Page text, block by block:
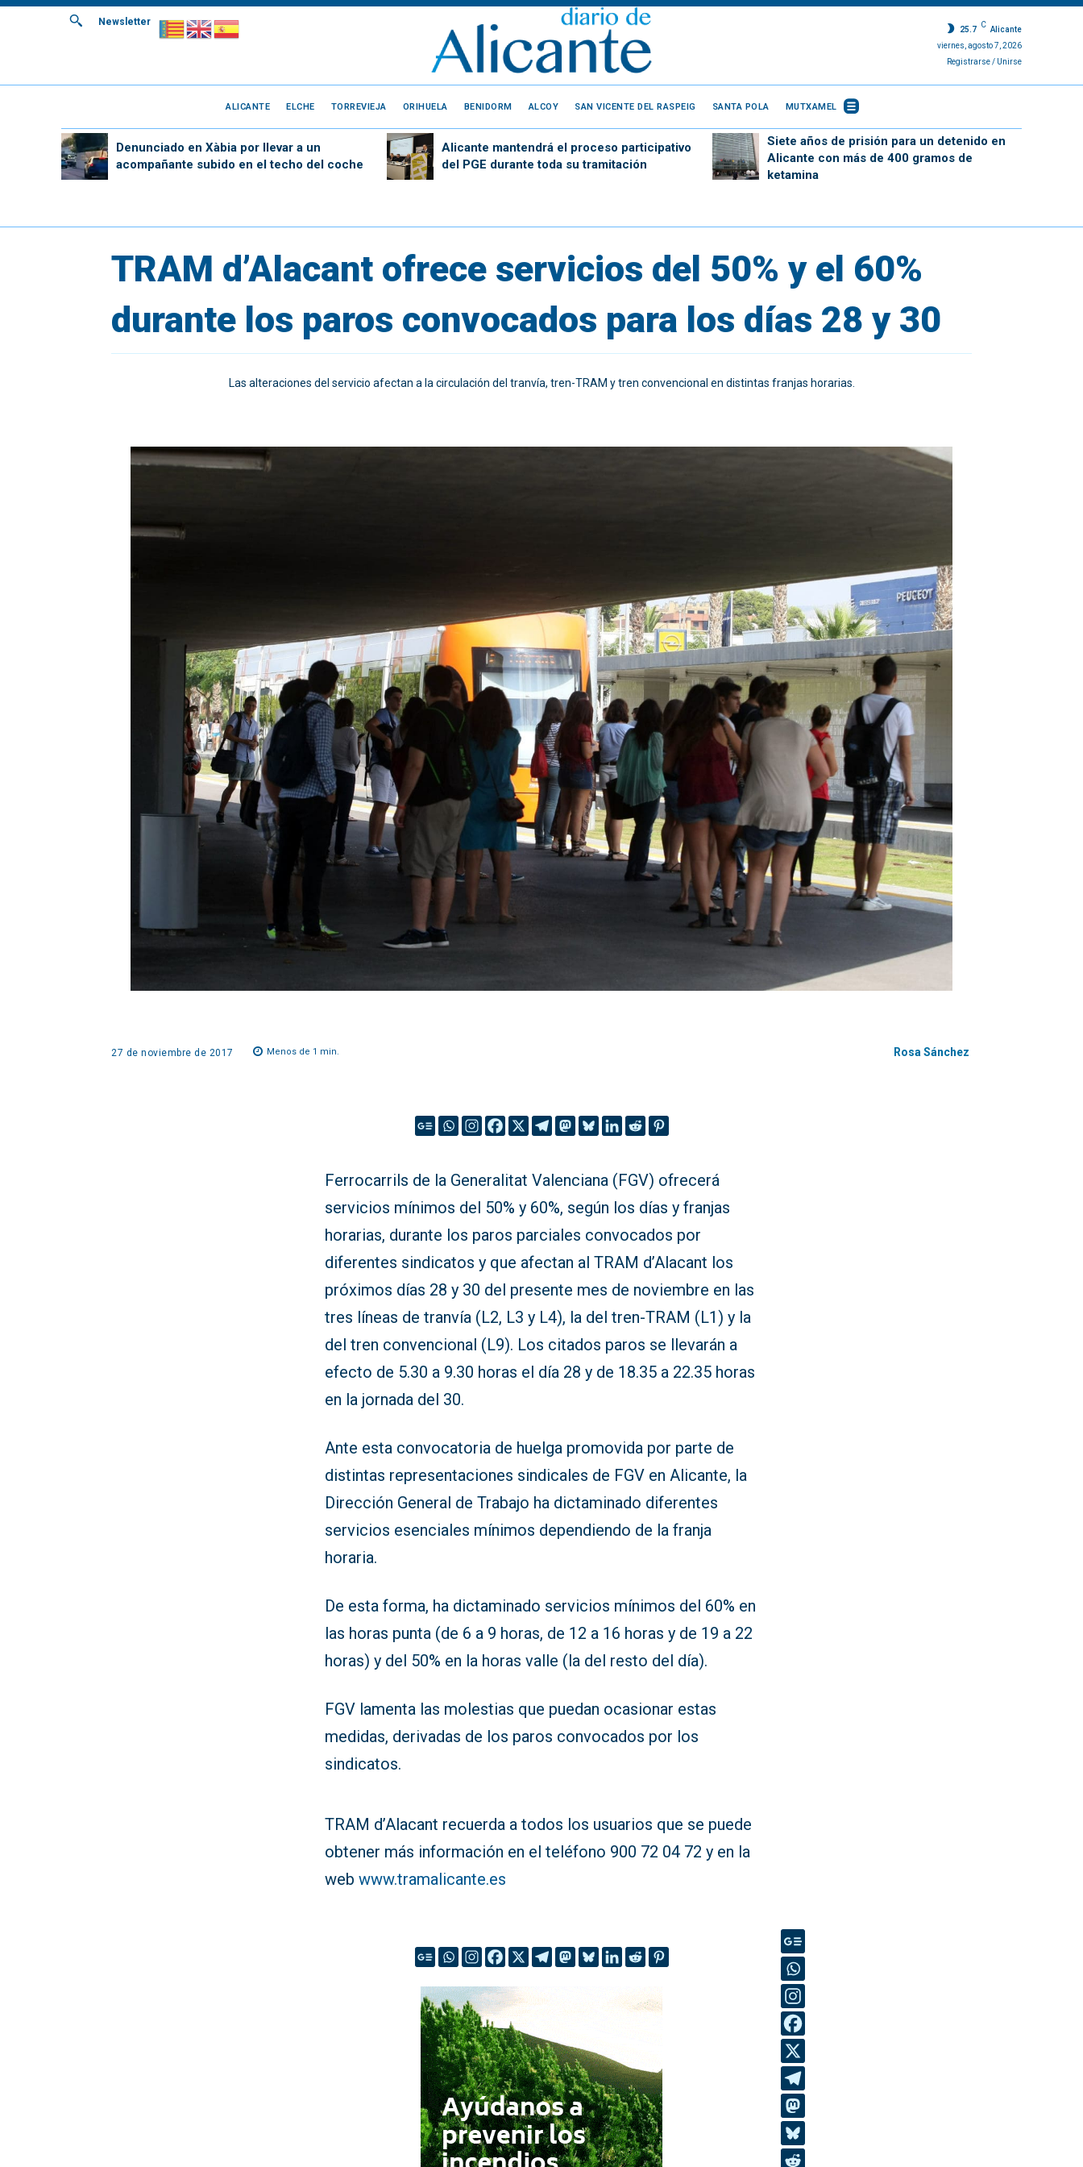
Newsletter
25.7
C
Alicante
viernes, agosto 7, 2026
Registrarse / Unirse
ALICANTE ELCHE TORREVIEJA ORIHUELA BENIDORM ALCOY SAN VICENTE DEL RASPEIG SANTA POLA MUTXAMEL
Denunciado en Xàbia por llevar a un
acompañante subido en el techo del coche
Alicante mantendrá el proceso participativo
del PGE durante toda su tramitación
Siete años de prisión para un detenido en
Alicante con más de 400 gramos de
ketamina
TRAM d’Alacant ofrece servicios del 50% y el 60%
durante los paros convocados para los días 28 y 30
Las alteraciones del servicio afectan a la circulación del tranvía, tren-TRAM y tren convencional en distintas franjas horarias.
27 de noviembre de 2017 Menos de 1 min. Rosa Sánchez
Ferrocarrils de la Generalitat Valenciana (FGV) ofrecerá
servicios mínimos del 50% y 60%, según los días y franjas
horarias, durante los paros parciales convocados por
diferentes sindicatos y que afectan al TRAM d’Alacant los
próximos días 28 y 30 del presente mes de noviembre en las
tres líneas de tranvía (L2, L3 y L4), la del tren-TRAM (L1) y la
del tren convencional (L9). Los citados paros se llevarán a
efecto de 5.30 a 9.30 horas el día 28 y de 18.35 a 22.35 horas
en la jornada del 30.
Ante esta convocatoria de huelga promovida por parte de
distintas representaciones sindicales de FGV en Alicante, la
Dirección General de Trabajo ha dictaminado diferentes
servicios esenciales mínimos dependiendo de la franja
horaria.
De esta forma, ha dictaminado servicios mínimos del 60% en
las horas punta (de 6 a 9 horas, de 12 a 16 horas y de 19 a 22
horas) y del 50% en la horas valle (la del resto del día).
FGV lamenta las molestias que puedan ocasionar estas
medidas, derivadas de los paros convocados por los
sindicatos.
TRAM d’Alacant recuerda a todos los usuarios que se puede
obtener más información en el teléfono 900 72 04 72 y en la
webwww.tramalicante.es